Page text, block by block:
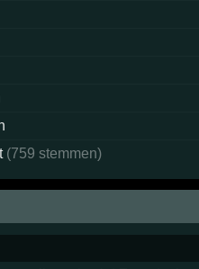
(759 stemmen)